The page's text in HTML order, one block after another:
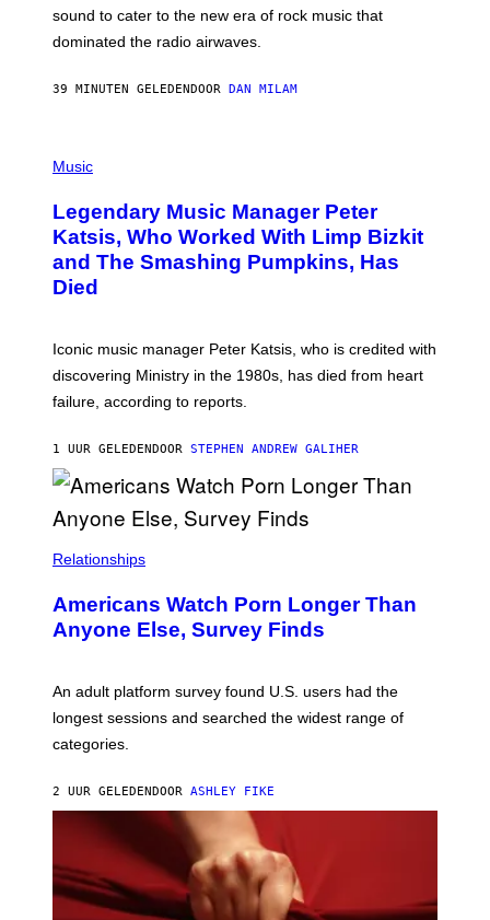
K
M
I
E
A
M
A
G
E
D
I
C
sound to cater to the new era of rock music that
dominated the radio airwaves.
39 MINUTEN GELEDENDOOR DAN MILAM
H
O
B
Y
D
I
M
R
O
S
K
M
O
R
I
/
R
E
I
G
Music
Legendary Music Manager Peter
Katsis, Who Worked With Limp Bizkit
and The Smashing Pumpkins, Has
Died
Iconic music manager Peter Katsis, who is credited with
discovering Ministry in the 1980s, has died from heart
failure, according to reports.
1 UUR GELEDENDOOR STEPHEN ANDREW GALIHER
Relationships
Americans Watch Porn Longer Than
Anyone Else, Survey Finds
An adult platform survey found U.S. users had the
longest sessions and searched the widest range of
categories.
2 UUR GELEDENDOOR ASHLEY FIKE